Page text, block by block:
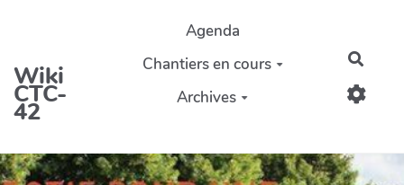
Aller au contenu principal
Wiki
CTC-
42
Agenda
Chantiers en cours
Archives